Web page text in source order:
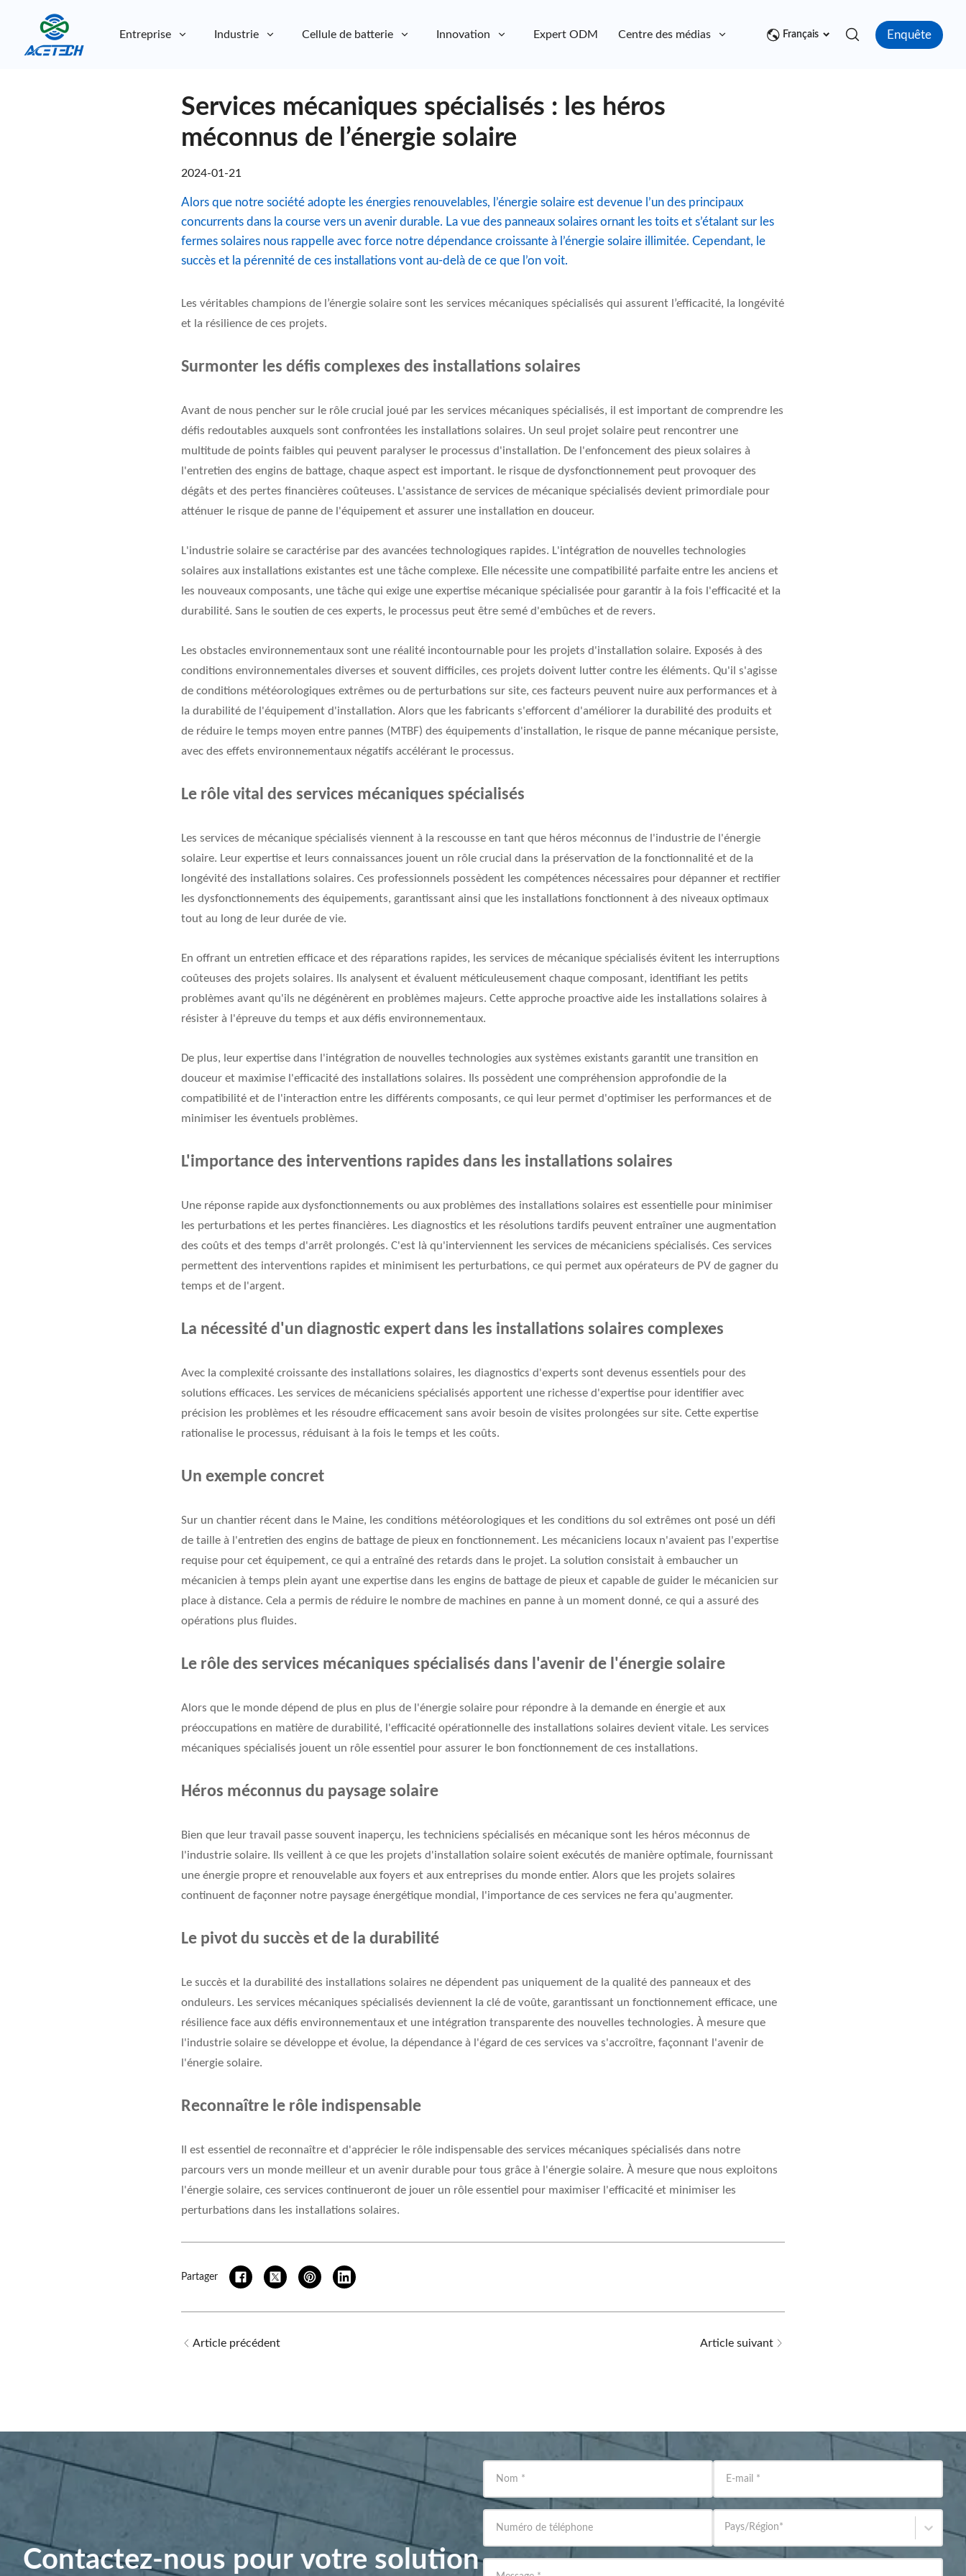
Entreprise Industrie Cellule de batterie Innovation Expert ODM Centre des médias ContactFrançais Enquête
Services mécaniques spécialisés : les héros
méconnus de l’énergie solaire
2024-01-21
Alors que notre société adopte les énergies renouvelables, l’énergie solaire est devenue l’un des principaux
concurrents dans la course vers un avenir durable. La vue des panneaux solaires ornant les toits et s’étalant sur les
fermes solaires nous rappelle avec force notre dépendance croissante à l’énergie solaire illimitée. Cependant, le
succès et la pérennité de ces installations vont au-delà de ce que l’on voit.
Les véritables champions de l’énergie solaire sont les services mécaniques spécialisés qui assurent l’efficacité, la longévité
et la résilience de ces projets.
Surmonter les défis complexes des installations solaires
Avant de nous pencher sur le rôle crucial joué par les services mécaniques spécialisés, il est important de comprendre les
défis redoutables auxquels sont confrontées les installations solaires. Un seul projet solaire peut rencontrer une
multitude de points faibles qui peuvent paralyser le processus d'installation. De l'enfoncement des pieux solaires à
l'entretien des engins de battage, chaque aspect est important. le risque de dysfonctionnement peut provoquer des
dégâts et des pertes financières coûteuses. L'assistance de services de mécanique spécialisés devient primordiale pour
atténuer le risque de panne de l'équipement et assurer une installation en douceur.
L'industrie solaire se caractérise par des avancées technologiques rapides. L'intégration de nouvelles technologies
solaires aux installations existantes est une tâche complexe. Elle nécessite une compatibilité parfaite entre les anciens et
les nouveaux composants, une tâche qui exige une expertise mécanique spécialisée pour garantir à la fois l'efficacité et la
durabilité. Sans le soutien de ces experts, le processus peut être semé d'embûches et de revers.
Les obstacles environnementaux sont une réalité incontournable pour les projets d'installation solaire. Exposés à des
conditions environnementales diverses et souvent difficiles, ces projets doivent lutter contre les éléments. Qu'il s'agisse
de conditions météorologiques extrêmes ou de perturbations sur site, ces facteurs peuvent nuire aux performances et à
la durabilité de l'équipement d'installation. Alors que les fabricants s'efforcent d'améliorer la durabilité des produits et
de réduire le temps moyen entre pannes (MTBF) des équipements d'installation, le risque de panne mécanique persiste,
avec des effets environnementaux négatifs accélérant le processus.
Le rôle vital des services mécaniques spécialisés
Les services de mécanique spécialisés viennent à la rescousse en tant que héros méconnus de l'industrie de l'énergie
solaire. Leur expertise et leurs connaissances jouent un rôle crucial dans la préservation de la fonctionnalité et de la
longévité des installations solaires. Ces professionnels possèdent les compétences nécessaires pour dépanner et rectifier
les dysfonctionnements des équipements, garantissant ainsi que les installations fonctionnent à des niveaux optimaux
tout au long de leur durée de vie.
En offrant un entretien efficace et des réparations rapides, les services de mécanique spécialisés évitent les interruptions
coûteuses des projets solaires. Ils analysent et évaluent méticuleusement chaque composant, identifiant les petits
problèmes avant qu'ils ne dégénèrent en problèmes majeurs. Cette approche proactive aide les installations solaires à
résister à l'épreuve du temps et aux défis environnementaux.
De plus, leur expertise dans l'intégration de nouvelles technologies aux systèmes existants garantit une transition en
douceur et maximise l'efficacité des installations solaires. Ils possèdent une compréhension approfondie de la
compatibilité et de l'interaction entre les différents composants, ce qui leur permet d'optimiser les performances et de
minimiser les éventuels problèmes.
L'importance des interventions rapides dans les installations solaires
Une réponse rapide aux dysfonctionnements ou aux problèmes des installations solaires est essentielle pour minimiser
les perturbations et les pertes financières. Les diagnostics et les résolutions tardifs peuvent entraîner une augmentation
des coûts et des temps d'arrêt prolongés. C'est là qu'interviennent les services de mécaniciens spécialisés. Ces services
permettent des interventions rapides et minimisent les perturbations, ce qui permet aux opérateurs de PV de gagner du
temps et de l'argent.
La nécessité d'un diagnostic expert dans les installations solaires complexes
Avec la complexité croissante des installations solaires, les diagnostics d'experts sont devenus essentiels pour des
solutions efficaces. Les services de mécaniciens spécialisés apportent une richesse d'expertise pour identifier avec
précision les problèmes et les résoudre efficacement sans avoir besoin de visites prolongées sur site. Cette expertise
rationalise le processus, réduisant à la fois le temps et les coûts.
Un exemple concret
Sur un chantier récent dans le Maine, les conditions météorologiques et les conditions du sol extrêmes ont posé un défi
de taille à l'entretien des engins de battage de pieux en fonctionnement. Les mécaniciens locaux n'avaient pas l'expertise
requise pour cet équipement, ce qui a entraîné des retards dans le projet. La solution consistait à embaucher un
mécanicien à temps plein ayant une expertise dans les engins de battage de pieux et capable de guider le mécanicien sur
place à distance. Cela a permis de réduire le nombre de machines en panne à un moment donné, ce qui a assuré des
opérations plus fluides.
Le rôle des services mécaniques spécialisés dans l'avenir de l'énergie solaire
Alors que le monde dépend de plus en plus de l'énergie solaire pour répondre à la demande en énergie et aux
préoccupations en matière de durabilité, l'efficacité opérationnelle des installations solaires devient vitale. Les services
mécaniques spécialisés jouent un rôle essentiel pour assurer le bon fonctionnement de ces installations.
Héros méconnus du paysage solaire
Bien que leur travail passe souvent inaperçu, les techniciens spécialisés en mécanique sont les héros méconnus de
l'industrie solaire. Ils veillent à ce que les projets d'installation solaire soient exécutés de manière optimale, fournissant
une énergie propre et renouvelable aux foyers et aux entreprises du monde entier. Alors que les projets solaires
continuent de façonner notre paysage énergétique mondial, l'importance de ces services ne fera qu'augmenter.
Le pivot du succès et de la durabilité
Le succès et la durabilité des installations solaires ne dépendent pas uniquement de la qualité des panneaux et des
onduleurs. Les services mécaniques spécialisés deviennent la clé de voûte, garantissant un fonctionnement efficace, une
résilience face aux défis environnementaux et une intégration transparente des nouvelles technologies. À mesure que
l'industrie solaire se développe et évolue, la dépendance à l'égard de ces services va s'accroître, façonnant l'avenir de
l'énergie solaire.
Reconnaître le rôle indispensable
Il est essentiel de reconnaître et d'apprécier le rôle indispensable des services mécaniques spécialisés dans notre
parcours vers un monde meilleur et un avenir durable pour tous grâce à l'énergie solaire. À mesure que nous exploitons
l'énergie solaire, ces services continueront de jouer un rôle essentiel pour maximiser l'efficacité et minimiser les
perturbations dans les installations solaires.
Partager
Article précédent Article suivant
Contactez-nous pour votre solution
Nom * E-mail *
Numéro de téléphone Pays/Région*